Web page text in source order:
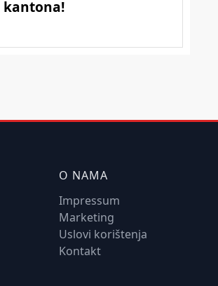
O NAMA
Impressum
Marketing
Uslovi korištenja
Kontakt